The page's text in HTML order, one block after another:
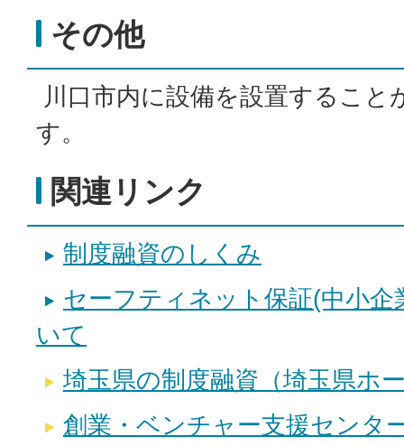
その他
川口市内に設備を設置すること
す。
関連リンク
制度融資のしくみ
セーフティネット保証(中小企
いて
埼玉県の制度融資（埼玉県ホ
創業・ベンチャー支援センタ